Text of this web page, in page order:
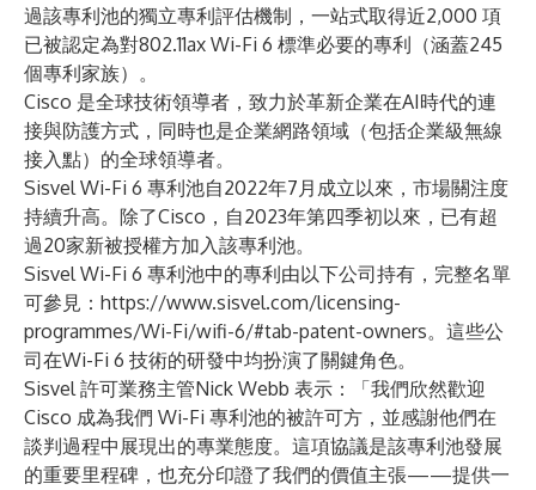
過該專利池的獨立專利評估機制，一站式取得近2,000 項
已被認定為對802.11ax Wi-Fi 6 標準必要的專利（涵蓋245
個專利家族）。
Cisco 是全球技術領導者，致力於革新企業在AI時代的連
接與防護方式，同時也是企業網路領域（包括企業級無線
接入點）的全球領導者。
Sisvel Wi-Fi 6 專利池自2022年7月成立以來，市場關注度
持續升高。除了Cisco，自2023年第四季初以來，已有超
過20家新被授權方加入該專利池。
Sisvel Wi-Fi 6 專利池中的專利由以下公司持有，完整名單
可參見： https://www.sisvel.com/licensing-
programmes/Wi-Fi/wifi-6/#tab-patent-owners。這些公
司在Wi-Fi 6 技術的研發中均扮演了關鍵角色。
Sisvel 許可業務主管Nick Webb 表示：「我們欣然歡迎
Cisco 成為我們 Wi-Fi 專利池的被許可方，並感謝他們在
談判過程中展現出的專業態度。這項協議是該專利池發展
的重要里程碑，也充分印證了我們的價值主張——提供一